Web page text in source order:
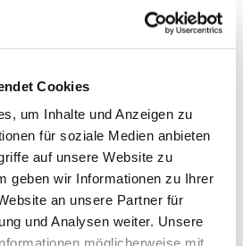
Cookies
um Inhalte und Anzeigen zu
für soziale Medien anbieten
auf unsere Website zu
geben wir Informationen zu Ihrer
an unsere Partner für
und Analysen weiter. Unsere
möglicherweise mit
Relays